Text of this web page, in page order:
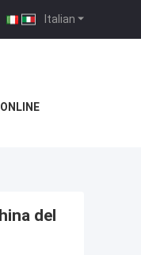
Italian
del